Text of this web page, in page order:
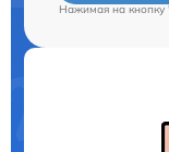
Нажимая на кнопку